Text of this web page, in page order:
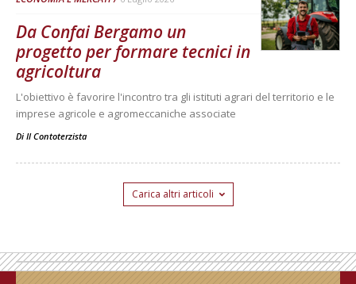
Da Confai Bergamo un
progetto per formare tecnici in
agricoltura
L'obiettivo è favorire l'incontro tra gli istituti agrari del territorio e le
imprese agricole e agromeccaniche associate
Di Il Contoterzista
Carica altri articoli